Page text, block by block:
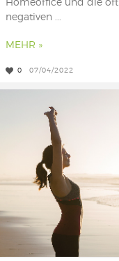
Homeoffice und die oft
negativen ...
MEHR »
0 07/04/2022